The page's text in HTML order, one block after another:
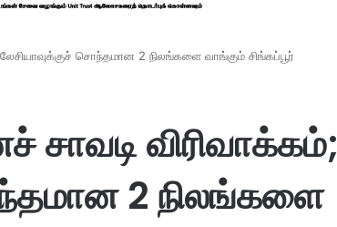
சொந்தமான 2 நிலங்களை வாங்கும் சிங்கப்பூர்
விரிவாக்கம்;
2 நிலங்களை